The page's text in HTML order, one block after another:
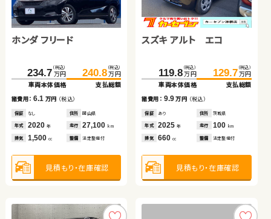
ホンダ フリード
234.7 （税込）
万円
車両本体価格
240.8 （税込）
万円
支払総額
諸費用：6.1 万円 （税込）
保証 なし 住所 岡山県
年式 2020 年 走行 27,100 km
排気 1,500 cc 整備 法定整備付
見積もり・在庫確認
スズキ アルト エコ
119.8 （税込）
万円
車両本体価格
129.7 （税込）
万円
支払総額
諸費用： 9.9万円 （税込）
保証 あり 住所 茨城県
年式 2025年 走行 100 km
排気 660cc 整備 法定整備付
見積もり・在庫確認
ダイハツ ムーヴ キャンバ
ス
151.6万円
車両本体価格
諸費用：8.1 万円 （税込）
保証 あり 住所 福島県
排気 660 整備 なし
スズキ アルト ＨＢ
89.4万円
車両本体価格
諸費用：4.7 万円 （税込）
保証 あり 住所 青森県
2020 1,800
排気 660 整備 法定整備付
トヨタ ノア
367.4万円
車両本体価格
諸費用：12.3万円 （税込）
保証 あり 住所 埼玉県
排気 2,000cc 整備 法定整備付
トヨタ ヴェルファイア
131.4万円
車両本体価格
諸費用：18.1万円 （税込）
保証 あり 住所 岩手県
排気 2,400cc 整備 法定整備付